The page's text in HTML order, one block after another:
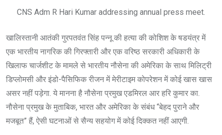
CNS Adm R Hari Kumar addressing annual press meet.
खालिस्तानी आतंकी गुरपतवंत सिंह पन्नू की हत्या की कोशिश के षडयंत्र में
एक भारतीय नागरिक की गिरफ्तारी और एक वरिष्ठ सरकारी अधिकारी के
खिलाफ चार्जशीट के मामले से भारतीय नौसेना की अमेरिका के साथ मिलिट्री
डिप्लोमसी और इंडो-पैसिफिक रीजन में मेरीटाइम कोपरेशन में कोई खास खास
असर नहीं पड़ेगा. ये मानना है नौसेना प्रमुख एडमिरल आर हरि कुमार का.
नौसेना प्रमुख के मुताबिक, भारत और अमेरिका के संबंध “बेहद पुराने और
मजबूत” हैं, ऐसी घटनाओं से सैन्य सहयोग में कोई दिक्कत नहीं आएगी.